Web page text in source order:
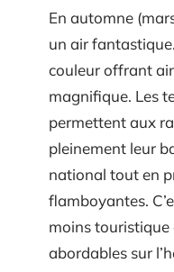
En automne
un air
couleur offrant
magnifique. Les
permettent aux
pleinement leur
national tout en
flamboyantes.
moins touristique
abordables sur